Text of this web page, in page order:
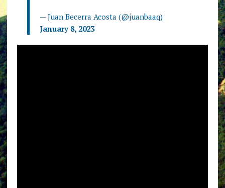
— Juan Becerra Acosta (@juanbaaq)
January 8, 2023